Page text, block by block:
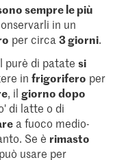
sempre le più
in un
per circa3 giorni.
purè di patatesi
infrigorifero per
, ilgiorno dopo
di latte o di
a fuoco medio-
Se è rimasto
usare per